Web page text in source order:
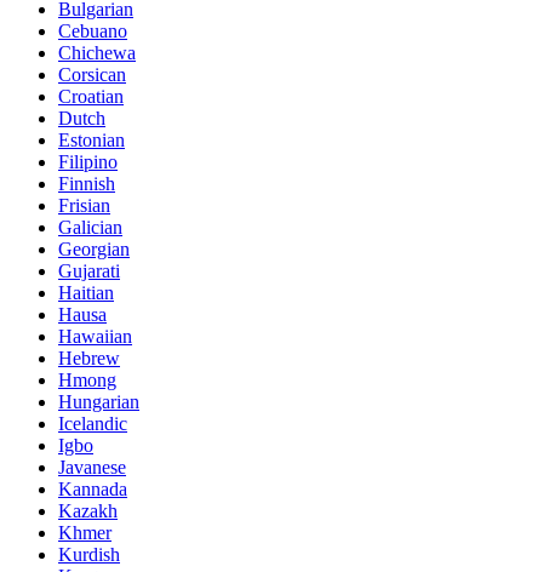
Bulgarian
Cebuano
Chichewa
Corsican
Croatian
Dutch
Estonian
Filipino
Finnish
Frisian
Galician
Georgian
Gujarati
Haitian
Hausa
Hawaiian
Hebrew
Hmong
Hungarian
Icelandic
Igbo
Javanese
Kannada
Kazakh
Khmer
Kurdish